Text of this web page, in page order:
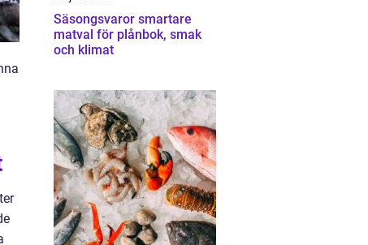
Säsongsvaror smartare
matval för plånbok, smak
och klimat